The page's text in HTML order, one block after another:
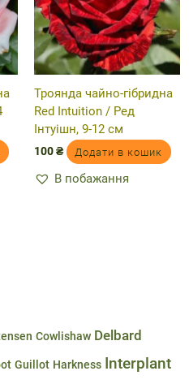
Троянда чайно-гібридна
Red Intuition / Ред
Інтуішн, 9-12 см
100₴ Додати в кошик
В побажання
Cowlishaw Delbard
Guillot Harkness Interplant